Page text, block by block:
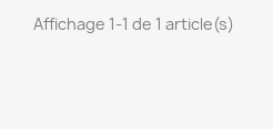
Affichage 1-1 de 1 article(s)